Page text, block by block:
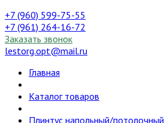
+7 (960) 599-75-55
+7 (961) 264-16-72
Заказать звонок
lestorg.opt@mail.ru
Главная
Каталог товаров
Плинтус напольный/потолочный